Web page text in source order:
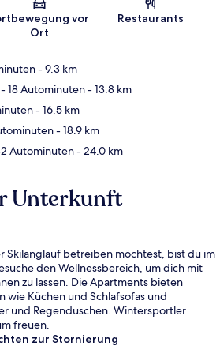
Karte
vor
Ort
Restaurants
- 9.3 km
- 18 Autominuten- 13.8 km
- 16.5 km
- 18.9 km
Autominuten- 24.0 km
Unterkunft
Skilanglauf betreiben möchtest, bist du im
den Wellnessbereich, um dich mit
zu lassen. Die Apartments bieten
wie Küchen und Schlafsofas und
und Regenduschen. Wintersportler
freuen.
zur Stornierung